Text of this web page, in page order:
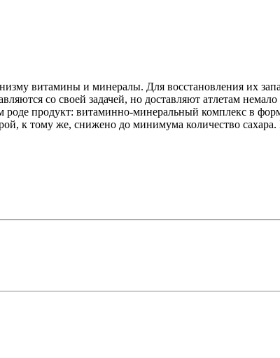
витамины и минералы. Для восстановления их
со своей задачей, но доставляют атлетам
продукт: витаминно-минеральный комплекс в
к тому же, снижено до минимума количество сахара.